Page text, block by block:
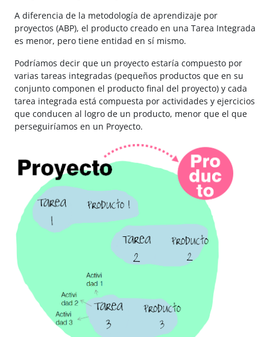
A diferencia de la metodología de aprendizaje por
proyectos (ABP), el producto creado en una Tarea Integrada
es menor, pero tiene entidad en sí mismo.
Podríamos decir que un proyecto estaría compuesto por
varias tareas integradas (pequeños productos que en su
conjunto componen el producto final del proyecto) y cada
tarea integrada está compuesta por actividades y ejercicios
que conducen al logro de un producto, menor que el que
perseguiríamos en un Proyecto.